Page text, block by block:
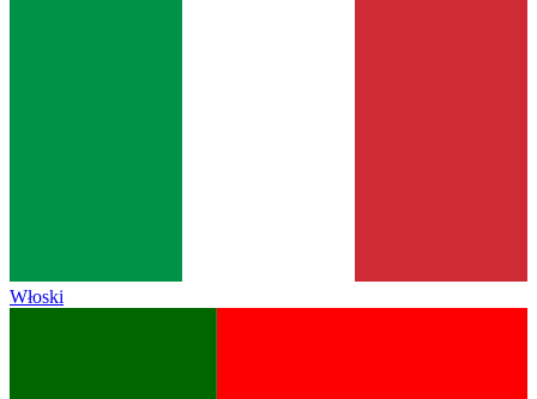
Włoski